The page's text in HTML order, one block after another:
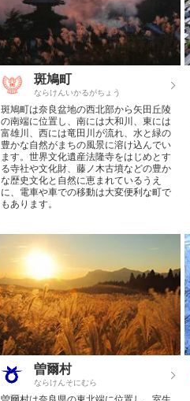
斑鳩町
ならけんいかるがちょう
斑鳩町は奈良盆地の西北部から矢田丘陵
の南端に位置し、南には大和川、東には
富雄川、西には竜田川が流れ、水と緑の
豊かな自然がまちの風景に溶け込んでい
ます。世界文化遺産法隆寺をはじめとす
る寺社や文化財、藤ノ木古墳などの豊か
な歴史文化と自然に恵まれているうえ
に、電車や車での移動は大変便利な町で
もあります。
曽爾村
ならけんそにむら